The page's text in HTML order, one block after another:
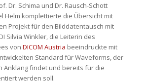
Dr. Schima und Dr. Rausch-Schott
Helm komplettierte die Übersicht mit
Projekt für den Bilddatentausch mit
Silvia Winkler, die Leiterin des
von DICOM Austria beeindruckte mit
Standard für Waveforms, der
Anklang findet und bereits für die
werden soll.